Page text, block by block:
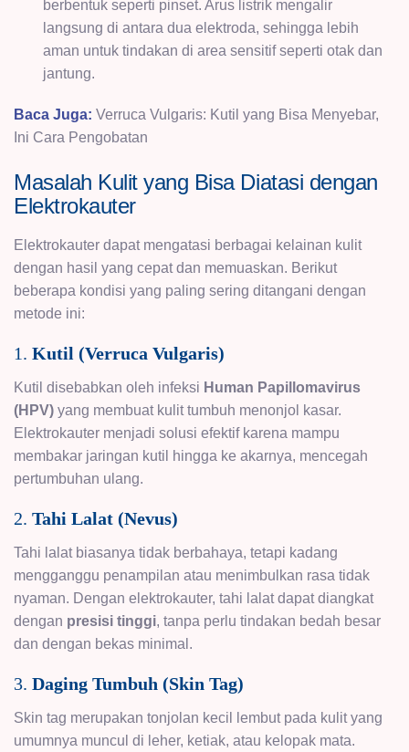
berbentuk seperti pinset. Arus listrik mengalir
langsung di antara dua elektroda, sehingga lebih
aman untuk tindakan di area sensitif seperti otak dan
jantung.
Baca Juga: Verruca Vulgaris: Kutil yang Bisa Menyebar,
Ini Cara Pengobatan
Masalah Kulit yang Bisa Diatasi dengan
Elektrokauter
Elektrokauter dapat mengatasi berbagai kelainan kulit
dengan hasil yang cepat dan memuaskan. Berikut
beberapa kondisi yang paling sering ditangani dengan
metode ini:
1. Kutil (Verruca Vulgaris)
Kutil disebabkan oleh infeksi Human Papillomavirus
(HPV) yang membuat kulit tumbuh menonjol kasar.
Elektrokauter menjadi solusi efektif karena mampu
membakar jaringan kutil hingga ke akarnya, mencegah
pertumbuhan ulang.
2. Tahi Lalat (Nevus)
Tahi lalat biasanya tidak berbahaya, tetapi kadang
mengganggu penampilan atau menimbulkan rasa tidak
nyaman. Dengan elektrokauter, tahi lalat dapat diangkat
dengan presisi tinggi, tanpa perlu tindakan bedah besar
dan dengan bekas minimal.
3. Daging Tumbuh (Skin Tag)
Skin tag merupakan tonjolan kecil lembut pada kulit yang
umumnya muncul di leher, ketiak, atau kelopak mata.